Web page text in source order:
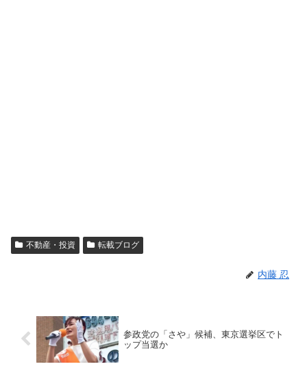
不動産・投資 転載ブログ
内藤 忍
参政党の「さや」候補、東京選挙区でト
ップ当選か